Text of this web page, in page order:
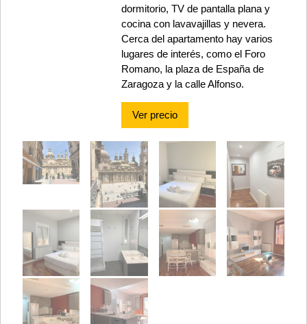
dormitorio, TV de pantalla plana y
cocina con lavavajillas y nevera.
Cerca del apartamento hay varios
lugares de interés, como el Foro
Romano, la plaza de España de
Zaragoza y la calle Alfonso.
Ver precio